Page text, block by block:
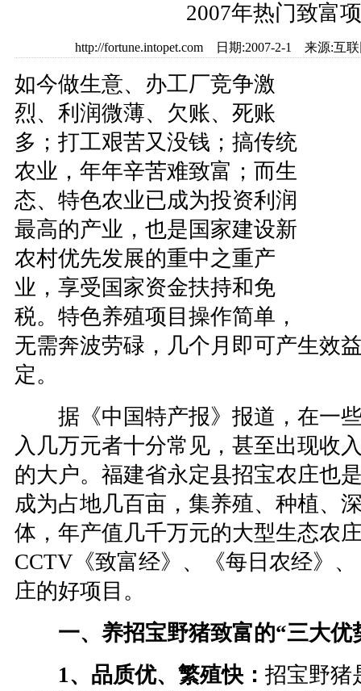
2007年热门致富
http://fortune.intopet.com 日期:2007-2-1 来源:
如今做生意、办工厂竞争激
烈、利润微薄、欠账、死账
多；打工艰苦又没钱；搞传统
农业，年年辛苦难致富；而生
态、特色农业已成为投资利润
最高的产业，也是国家建设新
农村优先发展的重中之重产
业，享受国家资金扶持和免
税。特色养殖项目操作简单，
无需奔波劳碌，几个月即可产生效
定。
据《中国特产报》报道，在一些
入几万元者十分常见，甚至出现收
的大户。福建省永定县招宝农庄也
成为占地几百亩，集养殖、种植、
体，年产值几千万元的大型生态农
CCTV《致富经》、《每日农经》
庄的好项目。
一、养招宝野猪致富的“三大优
1、品质优、繁殖快： 招宝野猪